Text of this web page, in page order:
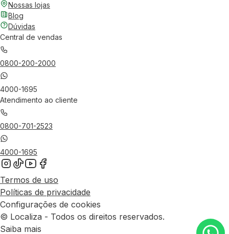
Nossas lojas
Blog
Dúvidas
Central de vendas
0800-200-2000
4000-1695
Atendimento ao cliente
0800-701-2523
4000-1695
Termos de uso
Políticas de privacidade
Configurações de cookies
© Localiza - Todos os direitos reservados.
Saiba mais